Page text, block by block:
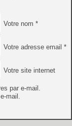
Votre nom *
Votre adresse email *
Votre site internet
par e-mail.
mail.